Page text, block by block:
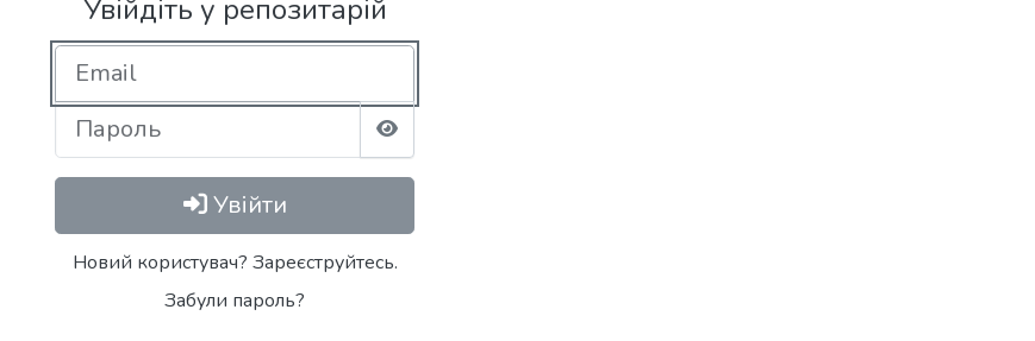
Увійдіть у репозитарій
Увійти
Новий користувач? Зареєструйтесь.
Забули пароль?